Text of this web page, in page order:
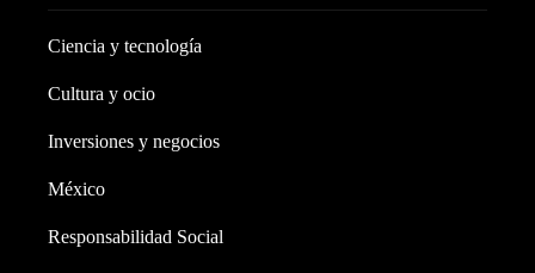
Ciencia y tecnología
Cultura y ocio
Inversiones y negocios
México
Responsabilidad Social